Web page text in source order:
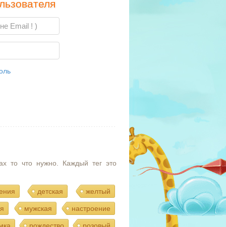
то что нужно. Каждый тег это
детская желтый
мужская настроение